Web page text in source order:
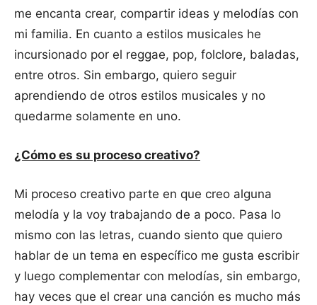
me encanta crear, compartir ideas y melodías con
mi familia. En cuanto a estilos musicales he
incursionado por el reggae, pop, folclore, baladas,
entre otros. Sin embargo, quiero seguir
aprendiendo de otros estilos musicales y no
quedarme solamente en uno.
¿Cómo es su proceso creativo?
Mi proceso creativo parte en que creo alguna
melodía y la voy trabajando de a poco. Pasa lo
mismo con las letras, cuando siento que quiero
hablar de un tema en específico me gusta escribir
y luego complementar con melodías, sin embargo,
hay veces que el crear una canción es mucho más